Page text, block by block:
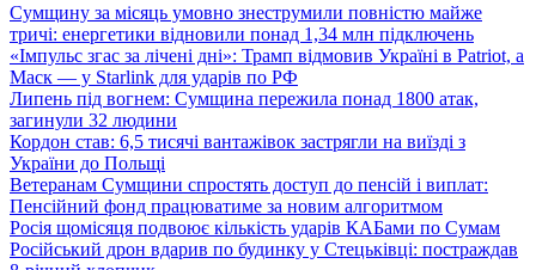
Сумщину за місяць умовно знеструмили повністю майже
тричі: енергетики відновили понад 1,34 млн підключень
«Імпульс згас за лічені дні»: Трамп відмовив Україні в Patriot, а
Маск — у Starlink для ударів по РФ
Липень під вогнем: Сумщина пережила понад 1800 атак,
загинули 32 людини
Кордон став: 6,5 тисячі вантажівок застрягли на виїзді з
України до Польщі
Ветеранам Сумщини спростять доступ до пенсій і виплат:
Пенсійний фонд працюватиме за новим алгоритмом
Росія щомісяця подвоює кількість ударів КАБами по Сумам
Російський дрон вдарив по будинку у Стецьківці: постраждав